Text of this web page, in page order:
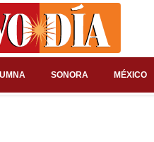
SONORA MÉXICO